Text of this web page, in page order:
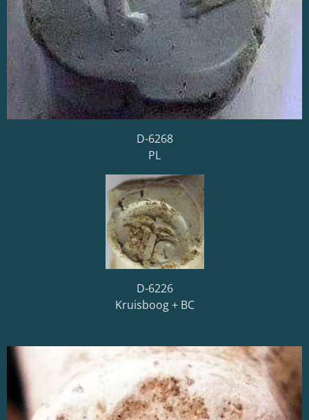
D-6268
PL
D-6226
Kruisboog + BC